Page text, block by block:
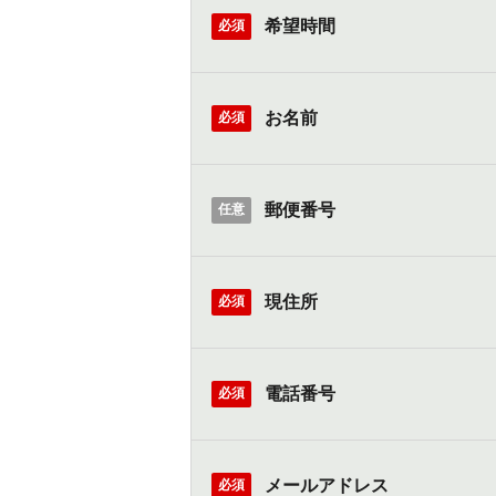
必須 希望時間
必須 お名前
任意 郵便番号
必須 現住所
必須 電話番号
必須 メールアドレス